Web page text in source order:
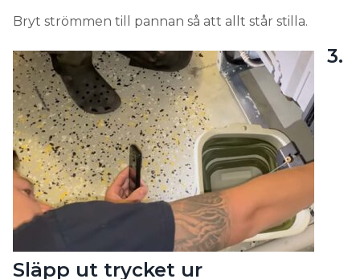
Bryt strömmen till pannan så att allt står stilla.
3.
Släpp ut trycket ur